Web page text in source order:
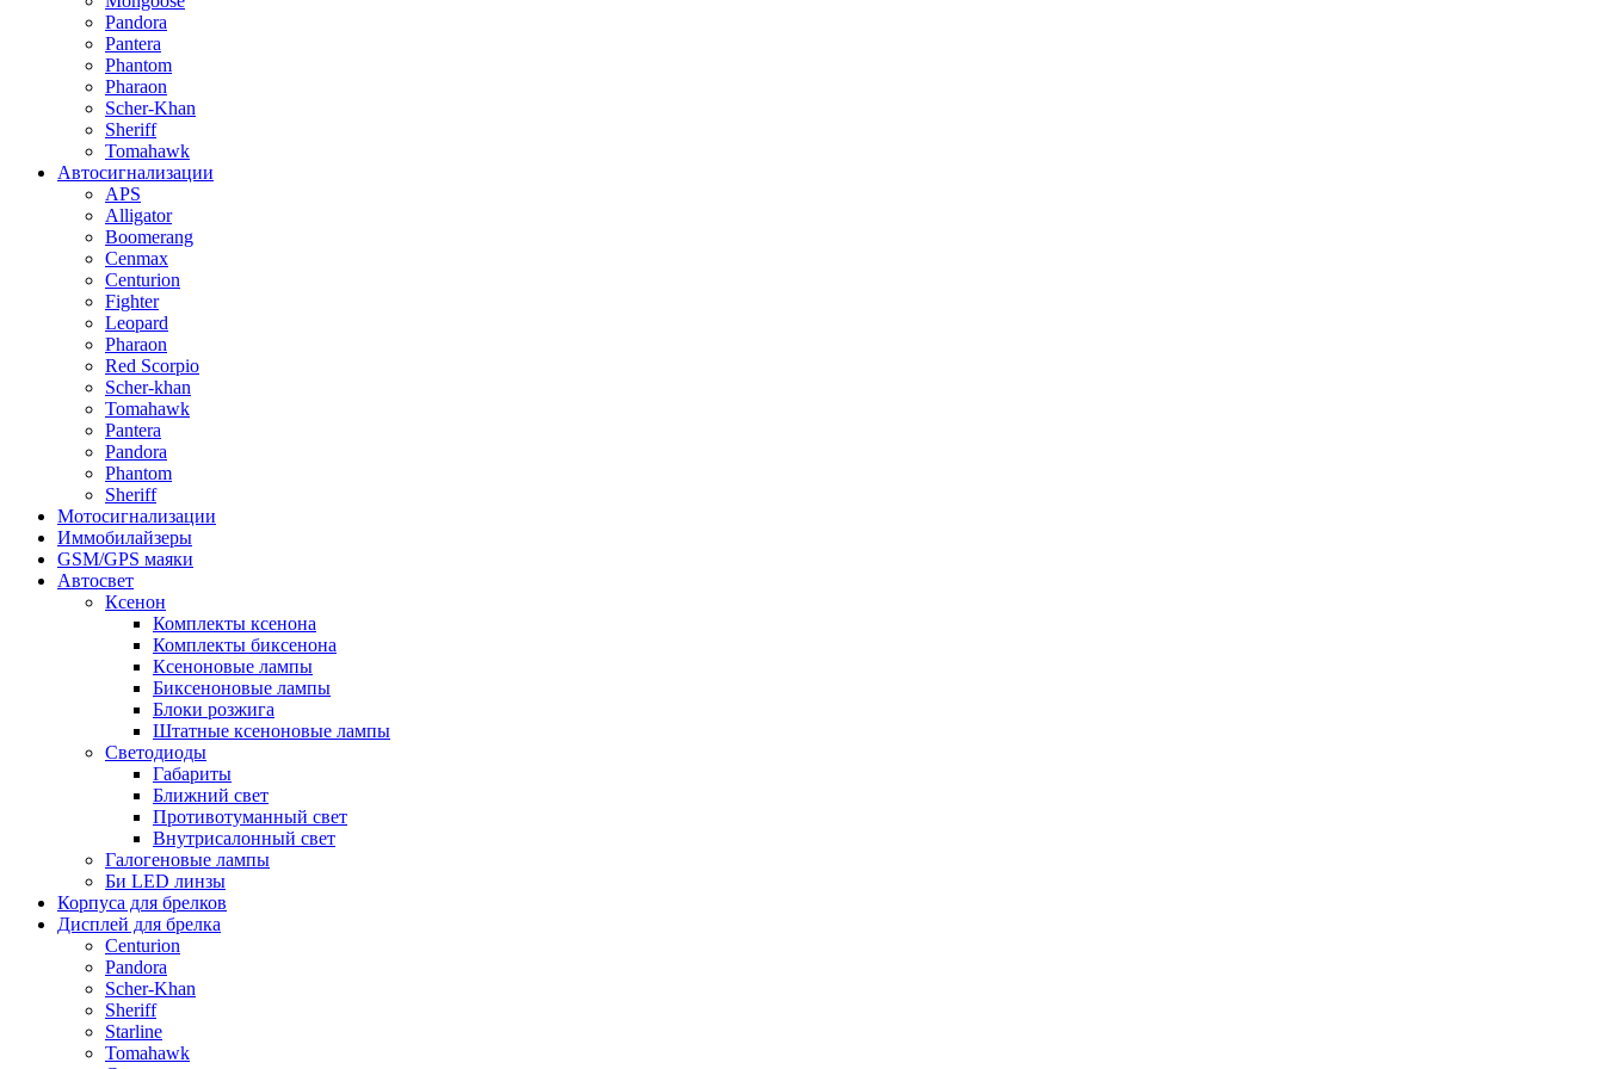
Pandora
Pantera
Phantom
Pharaon
Scher-Khan
Sheriff
Tomahawk
Автосигнализации
APS
Alligator
Boomerang
Cenmax
Centurion
Fighter
Leopard
Pharaon
Red Scorpio
Scher-khan
Tomahawk
Pantera
Pandora
Phantom
Sheriff
Мотосигнализации
Иммобилайзеры
GSM/GPS маяки
Автосвет
Ксенон
Комплекты ксенона
Комплекты биксенона
Ксеноновые лампы
Биксеноновые лампы
Блоки розжига
Штатные ксеноновые лампы
Светодиоды
Габариты
Ближний свет
Противотуманный свет
Внутрисалонный свет
Галогеновые лампы
Би LED линзы
Корпуса для брелков
Дисплей для брелка
Centurion
Pandora
Scher-Khan
Sheriff
Starline
Tomahawk